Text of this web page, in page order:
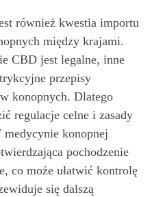
również kwestia importu
między krajami.
CBD jest legalne, inne
przepisy
konopnych. Dlatego
regulacje celne i zasady
konopnej
pochodzenie
co może ułatwić kontrolę
się dalszą